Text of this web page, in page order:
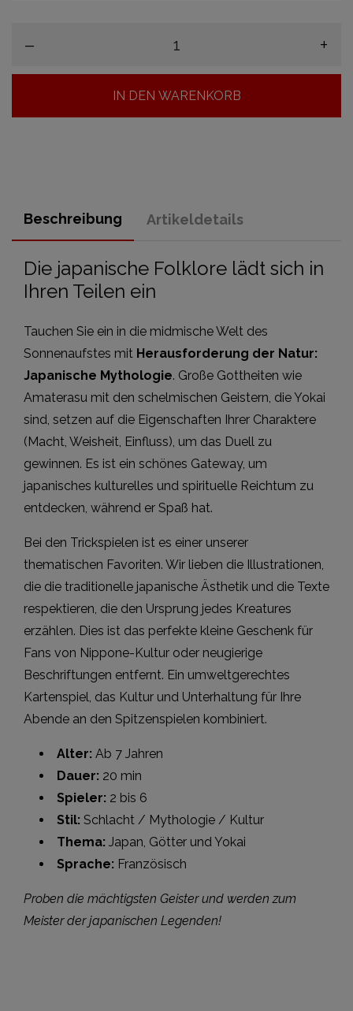
– +
IN DEN WARENKORB
Beschreibung Artikeldetails
Die japanische Folklore lädt sich in
Ihren Teilen ein
Tauchen Sie ein in die midmische Welt des
Sonnenaufstes mit Herausforderung der Natur:
Japanische Mythologie. Große Gottheiten wie
Amaterasu mit den schelmischen Geistern, die Yokai
sind, setzen auf die Eigenschaften Ihrer Charaktere
(Macht, Weisheit, Einfluss), um das Duell zu
gewinnen. Es ist ein schönes Gateway, um
japanisches kulturelles und spirituelle Reichtum zu
entdecken, während er Spaß hat.
Bei den Trickspielen ist es einer unserer
thematischen Favoriten. Wir lieben die Illustrationen,
die die traditionelle japanische Ästhetik und die Texte
respektieren, die den Ursprung jedes Kreatures
erzählen. Dies ist das perfekte kleine Geschenk für
Fans von Nippone-Kultur oder neugierige
Beschriftungen entfernt. Ein umweltgerechtes
Kartenspiel, das Kultur und Unterhaltung für Ihre
Abende an den Spitzenspielen kombiniert.
Alter: Ab 7 Jahren
Dauer: 20 min
Spieler: 2 bis 6
Stil: Schlacht / Mythologie / Kultur
Thema: Japan, Götter und Yokai
Sprache: Französisch
Proben die mächtigsten Geister und werden zum
Meister der japanischen Legenden!